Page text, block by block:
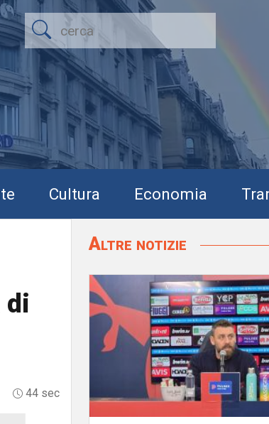
Cultura Economia
di
44 sec
Altre notizie